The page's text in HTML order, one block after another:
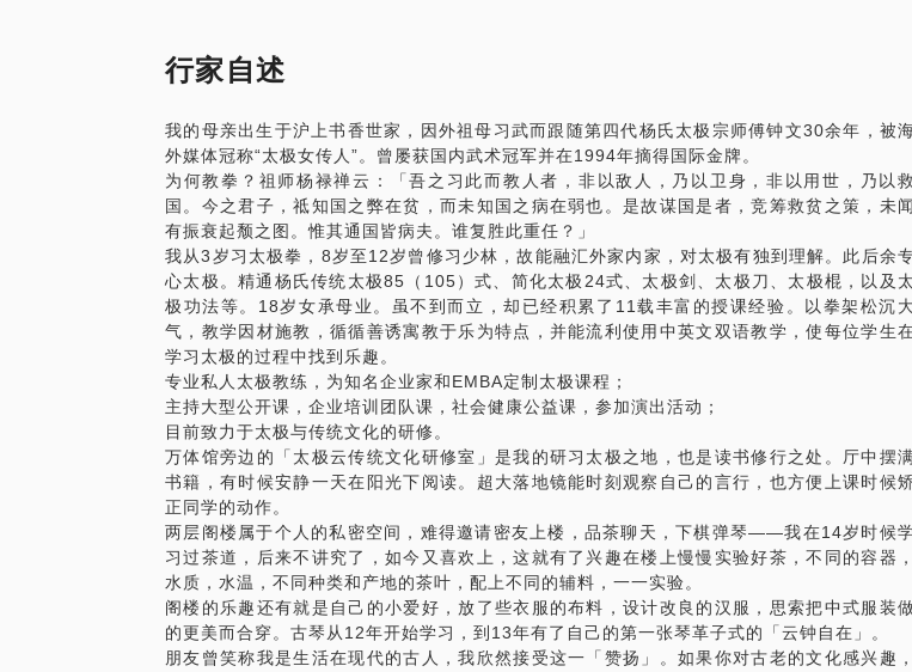
水 Water 柔 the Wisdom of Soft
老子说“上善若水”，又说“载营魄抱一能无离乎？专气致柔能如婴儿乎？”太极如何能够以
行云流水的至柔境界。
木 Wood 稳 the Balance of Life
在动中求静，在运行中找到平衡。不仅仅获得肢体的，同时也寻找到身心的平衡点。本
节，老师将通过桩功和步法身法，以及一些特殊的单腿动作的训练迅速提升同学们的各
部分平衡能力。
火 Fire 能 the Energy of heart
神秘的吐纳术为何总与长生不老的传说有关联？本节，老师将带领大家打坐和调息，讲
述丹道之迷，揭开古老神秘面纱，启动丹田浊火，引燃内在小宇宙的生生不息。
土 Earth 循 the Cycle of Universe
“一阴一阳之谓道。一物必有一身，一身蕴一乾坤”。阴阳乾坤既为宇宙天地，人在天地
之间，阴阳在人内里。生命本不过是一场循环。本节，老师将徐徐展开讲述，在云手与
推手之间为同学们描绘太极阴阳图与“万物土中生，万物土中灭”的坤道之规律。
金 Metal 坚 the Power of Strong
刚中喻柔，刚柔并济，柔中喻刚。是功夫表现的三个层次。功夫的境界在于意识，功夫
的载体在于身体，任何武术的基本功都是打下日后坚实高楼的地基。本节，老师将表演
太极刀剑，帮助同学们认识和了解太极作为武术的柔韧与坚强。
【课程设置】
此课程为5人班，非一对一，满5人即可开班；
五行太极总计5次课，每天3小时，连续五天。
每季度开设一期。
【价格说明】
和太极中“虚灵顶劲、立身中正”的口诀一脉相承。所以练好太极基本功的过程，也是调
节身形、塑造优雅体态的过程。
坐姿：正襟危坐和盘坐；
站姿：常常听闻“站如松”，这到底是什么概念？
走姿；男步虎虎生风，女步端庄优雅。
当然，方法得正之后，还要有长久的坚持。我们羡慕芭蕾演员的身姿，羡慕瑜伽教练的
柔韧，羡慕运动员的体格，但我们也了解美好背后付出的努力绝非一朝一夕。武林高手
的气质也没有什么秘密，贵在坚持。
【课程设置】
连续3小时课程。一次吃透，渐入佳境，效果最明显。
每次课程均为本人亲手指导，保证质量。
因为体态改变是一个日常需要不断保持和巩固的事情，若夫妻、情侣、朋友、亲子共同
上课、共同练习，日常彼此提醒，改善效果会更好，故特设多人班。
价格为每人。若3人，则提交3次约见。至少两人起开课。
课程特色是融合正宗太极基本功的心法，手传心授。故而效果立竿见影，印象深刻。课
后便能懂得：姿态也是一门功夫，功夫也是一种姿态。
【价格说明】
1800元为教练期间3小时课程的全部费用，没有任何额外收费；
需要一次付清。
行家自述
我的母亲出生于沪上书香世家，因外祖母习武而跟随第四代杨氏太极宗师傅钟文30余年，被
外媒体冠称“太极女传人”。曾屡获国内武术冠军并在1994年摘得国际金牌。
为何教拳？祖师杨禄禅云：「吾之习此而教人者，非以敌人，乃以卫身，非以用世，乃以救
国。今之君子，祗知国之弊在贫，而未知国之病在弱也。是故谋国是者，竞筹救贫之策，未闻
有振衰起颓之图。惟其通国皆病夫。谁复胜此重任？」
我从3岁习太极拳，8岁至12岁曾修习少林，故能融汇外家内家，对太极有独到理解。此后余
心太极。精通杨氏传统太极85（105）式、简化太极24式、太极剑、太极刀、太极棍，以及太
极功法等。18岁女承母业。虽不到而立，却已经积累了11载丰富的授课经验。以拳架松沉
气，教学因材施教，循循善诱寓教于乐为特点，并能流利使用中英文双语教学，使每位学生
学习太极的过程中找到乐趣。
专业私人太极教练，为知名企业家和EMBA定制太极课程；
主持大型公开课，企业培训团队课，社会健康公益课，参加演出活动；
目前致力于太极与传统文化的研修。
万体馆旁边的「太极云传统文化研修室」是我的研习太极之地，也是读书修行之处。厅中摆
书籍，有时候安静一天在阳光下阅读。超大落地镜能时刻观察自己的言行，也方便上课时候
正同学的动作。
两层阁楼属于个人的私密空间，难得邀请密友上楼，品茶聊天，下棋弹琴——我在14岁时候
习过茶道，后来不讲究了，如今又喜欢上，这就有了兴趣在楼上慢慢实验好茶，不同的容器，
水质，水温，不同种类和产地的茶叶，配上不同的辅料，一一实验。
阁楼的乐趣还有就是自己的小爱好，放了些衣服的布料，设计改良的汉服，思索把中式服装
的更美而合穿。古琴从12年开始学习，到13年有了自己的第一张琴革子式的「云钟自在」。
朋友曾笑称我是生活在现代的古人，我欣然接受这一「赞扬」。如果你对古老的文化感兴趣，